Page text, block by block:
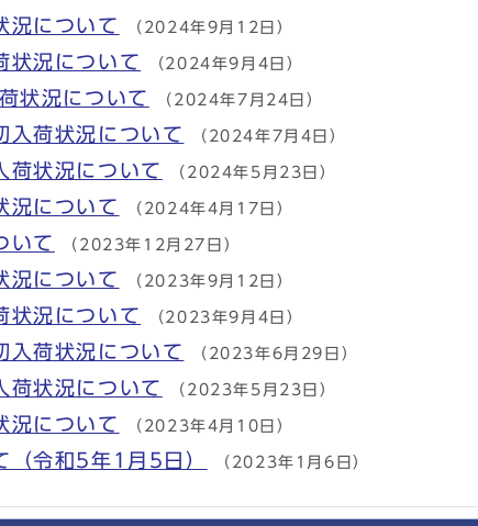
況について （2024年9月12日）
状況について （2024年9月4日）
状況について （2024年7月24日）
入荷状況について （2024年7月4日）
荷状況について （2024年5月23日）
況について （2024年4月17日）
いて （2023年12月27日）
況について （2023年9月12日）
状況について （2023年9月4日）
入荷状況について （2023年6月29日）
荷状況について （2023年5月23日）
況について （2023年4月10日）
（令和5年1月5日） （2023年1月6日）